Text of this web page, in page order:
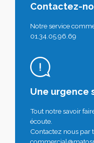
Contactez-
Notre service
01.34.05.96.69
Une urgence
Tout notre savoir
écoute.
Contactez nous par